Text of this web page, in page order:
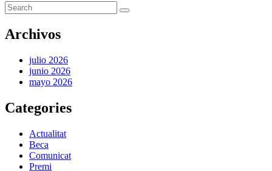
Archivos
julio 2026
junio 2026
mayo 2026
Categories
Actualitat
Beca
Comunicat
Premi